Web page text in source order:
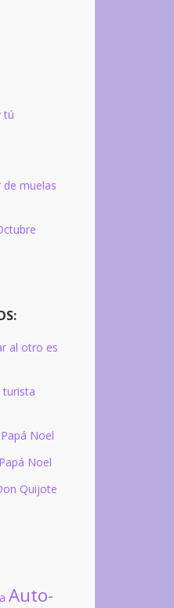
tú
de muelas
al otro es
turista
Noel
Noel
Quijote
Auto-